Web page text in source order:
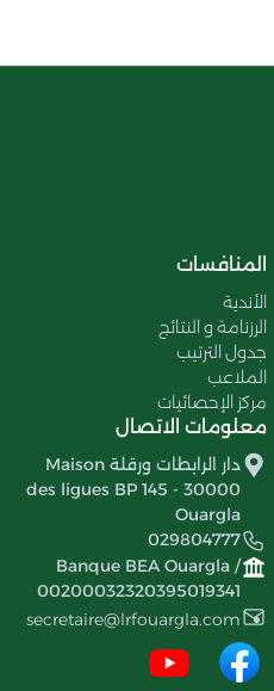
المنافسات
الأندية
الرزنامة و النتائج
جدول الترتيب
الملاعب
مركز الإحصائيات
معلومات الاتصال
دار الرابطات ورقلة Maison
des ligues BP 145 - 30000
Ouargla
029804777
Banque BEA Ouargla /
00200032320395019341
secretaire@lrfouargla.com